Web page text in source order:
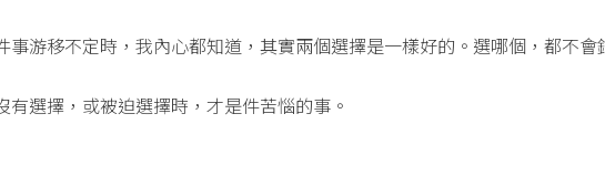
事游移不定時，我內心都知道，其實兩個選擇是一樣好的。選哪個，都不會
有選擇，或被迫選擇時，才是件苦惱的事。